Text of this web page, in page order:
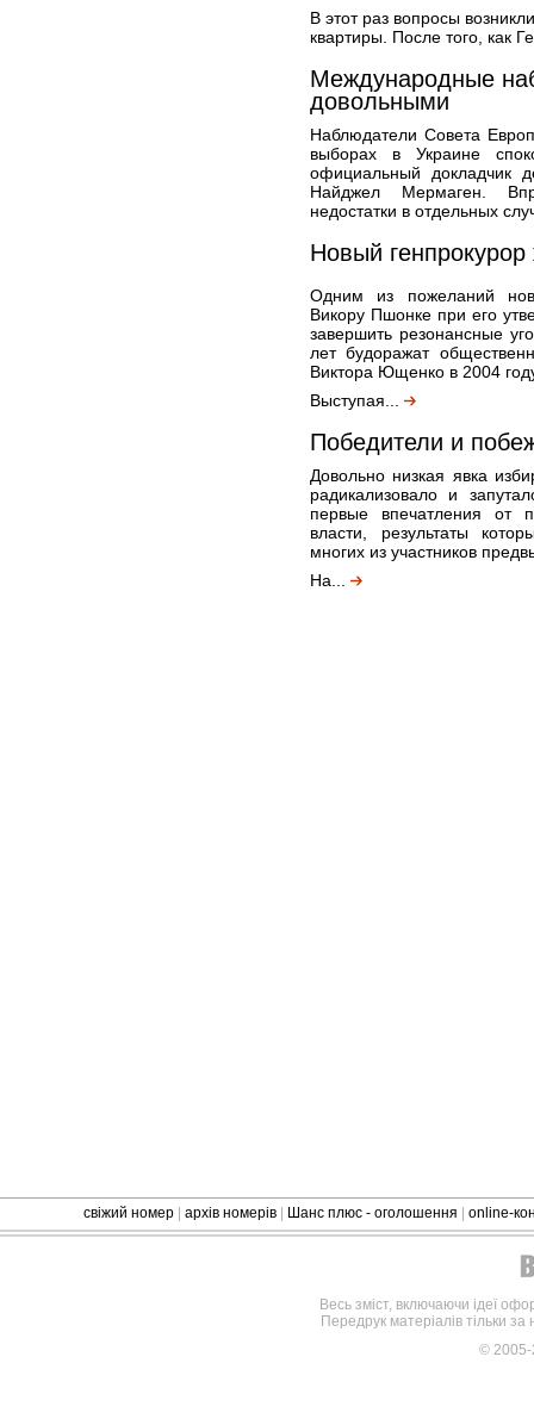
В этот раз вопросы
квартиры. После того, как
Международные
довольными
Наблюдатели Совета
выборах в Украине
официальный докладчик
Найджел Мермаген.
недостатки в отдельных
Новый
Одним из пожеланий
Викору Пшонке при его
завершить резонансные
лет будоражат
Виктора Ющенко в 2004
Выступая...
Победители и
Довольно низкая явка
радикализовало и
первые впечатления от
власти, результаты
многих из участников
На...
свіжий номер архів номерів Шанс плюс - оголошення online-
Весь зміст, включаючи ідеї
Передрук матеріалів тільки
©